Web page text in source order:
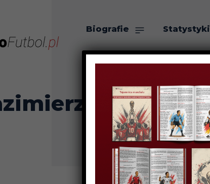
Biografie Statystyki
O nas
Deyna